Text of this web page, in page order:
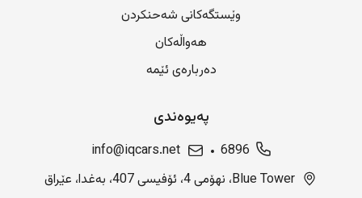
وێستگەکانی شەحنکردن
هەواڵەکان
دەربارەی ئێمە
پەیوەندی
6896
info@iqcars.net
Blue Tower، نهۆمی 4، ئۆفیسی 407، بەغدا، عێراق